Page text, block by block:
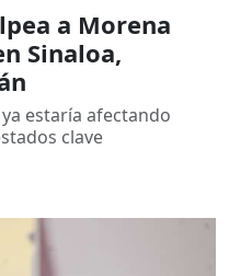
a Morena
Sinaloa,
estaría afectando
clave